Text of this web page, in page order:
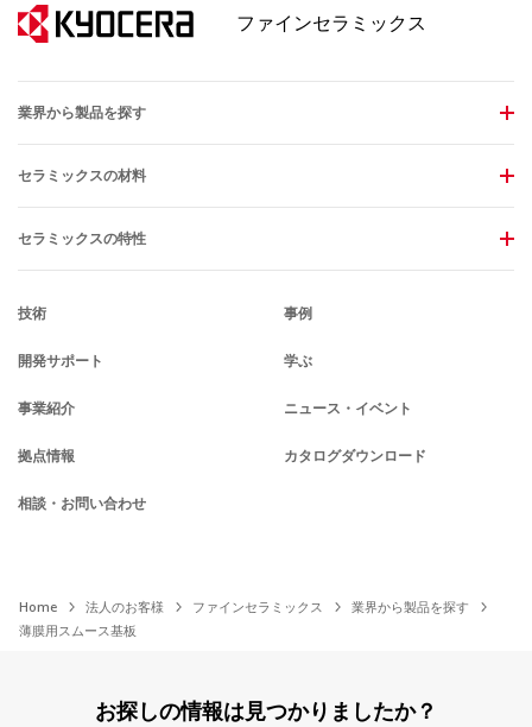
ファインセラミックス
業界から製品を探す
セラミックスの材料
セラミックスの特性
技術 事例
開発サポート 学ぶ
事業紹介 ニュース・イベント
拠点情報 カタログダウンロード
相談・お問い合わせ
Home 法人のお客様 ファインセラミックス
業界から製品を探す
薄膜用スムース基板
お探しの情報は見つかりましたか？